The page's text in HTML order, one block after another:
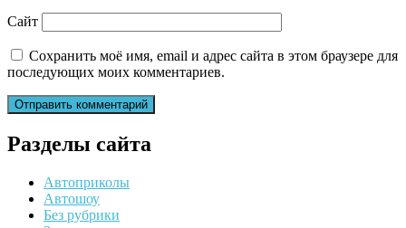
Сайт
Сохранить моё имя, email и адрес сайта в этом браузере для
последующих моих комментариев.
Разделы сайта
Автоприколы
Автошоу
Без рубрики